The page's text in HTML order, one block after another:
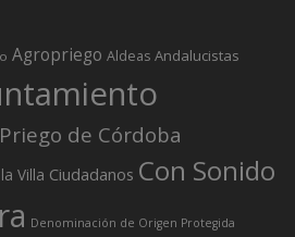
Agropriego Aldeas Andalucistas
de Córdoba
Villa Ciudadanos Con Sonido
Denominación de Origen Protegida